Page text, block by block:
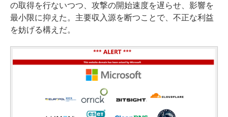
の取得を行ないつつ、攻撃の開始速度を遅らせ、影響を
最小限に抑えた。主要収入源を断つことで、不正な利益
を妨げる構えだ。